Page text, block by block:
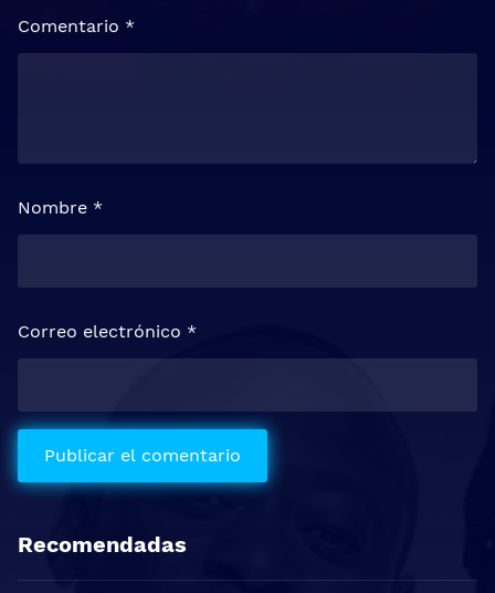
Comentario *
Nombre *
Correo electrónico *
Recomendadas